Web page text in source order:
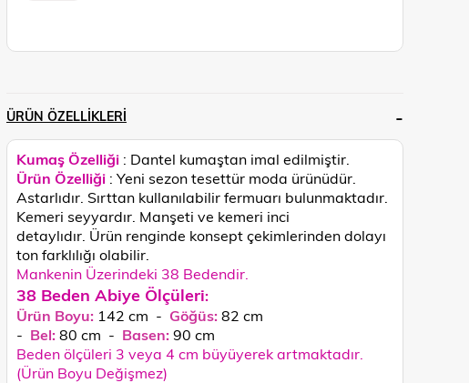
ÜRÜN ÖZELLIKLERI
Kumaş Özelliği : Dantel kumaştan imal edilmiştir.
Ürün Özelliği : Yeni sezon tesettür moda ürünüdür.
Astarlıdır. Sırttan kullanılabilir fermuarı bulunmaktadır.
Kemeri seyyardır. Manşeti ve kemeri inci
detaylıdır. Ürün renginde konsept çekimlerinden dolayı
ton farklılığı olabilir.
Mankenin Üzerindeki 38 Bedendir.
38 Beden Abiye Ölçüleri:
Ürün Boyu: 142 cm - Göğüs:82 cm
- Bel:80 cm - Basen:90 cm
Beden ölçüleri 3 veya 4 cm büyüyerek artmaktadır.
(Ürün Boyu Değişmez)